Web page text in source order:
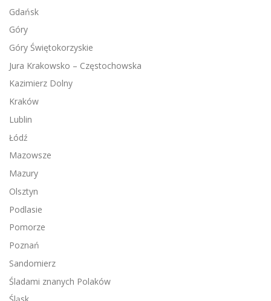
Gdańsk
Góry
Góry Świętokorzyskie
Jura Krakowsko – Częstochowska
Kazimierz Dolny
Kraków
Lublin
Łódź
Mazowsze
Mazury
Olsztyn
Podlasie
Pomorze
Poznań
Sandomierz
Śladami znanych Polaków